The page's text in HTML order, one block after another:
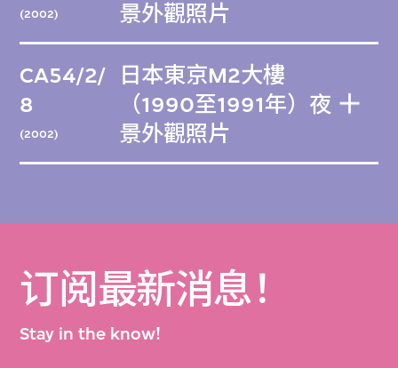
(2002)
景外觀照片
CA54/2/
8
(2002)
日本東京M2大樓
（1990至1991年）夜
景外觀照片
订阅最新消息！
Stay in the know!